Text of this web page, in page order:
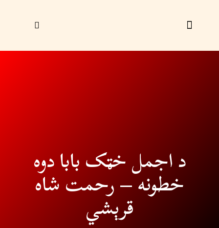
د اجمل خټک بابا دوه
خطونه – رحمت شاه
قرېشي